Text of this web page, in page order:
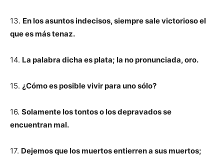
13. En los asuntos indecisos, siempre sale victorioso el
que es más tenaz.
14. La palabra dicha es plata; la no pronunciada, oro.
15. ¿Cómo es posible vivir para uno sólo?
16. Solamente los tontos o los depravados se
encuentran mal.
17. Dejemos que los muertos entierren a sus muertos;